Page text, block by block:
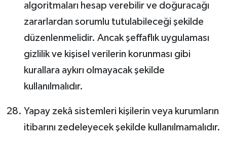
algoritmaları hesap verebilir ve doğuracağı
zararlardan sorumlu tutulabileceği şekilde
düzenlenmelidir. Ancak şeffaflık uygulaması
gizlilik ve kişisel verilerin korunması gibi
kurallara aykırı olmayacak şekilde
kullanılmalıdır.
Yapay zekâ sistemleri kişilerin veya kurumların
itibarını zedeleyecek şekilde kullanılmamalıdır.